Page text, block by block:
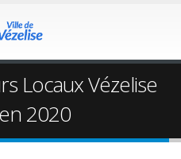
Locaux Vézelise
2020